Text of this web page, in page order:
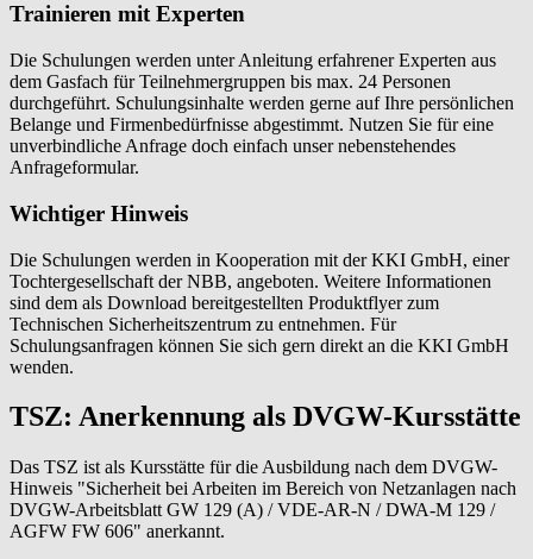
Trainieren mit Experten
Die Schulungen werden unter Anleitung erfahrener Experten aus
dem Gasfach für Teilnehmergruppen bis max. 24 Personen
durchgeführt. Schulungsinhalte werden gerne auf Ihre persönlichen
Belange und Firmenbedürfnisse abgestimmt. Nutzen Sie für eine
unverbindliche Anfrage doch einfach unser nebenstehendes
Anfrageformular.
Wichtiger Hinweis
Die Schulungen werden in Kooperation mit der KKI GmbH, einer
Tochtergesellschaft der NBB, angeboten. Weitere Informationen
sind dem als Download bereitgestellten Produktflyer zum
Technischen Sicherheitszentrum zu entnehmen. Für
Schulungsanfragen können Sie sich gern direkt an die KKI GmbH
wenden.
TSZ: Anerkennung als DVGW-Kursstätte
Das TSZ ist als Kursstätte für die Ausbildung nach dem DVGW-
Hinweis "Sicherheit bei Arbeiten im Bereich von Netzanlagen nach
DVGW-Arbeitsblatt GW 129 (A) / VDE-AR-N / DWA-M 129 /
AGFW FW 606" anerkannt.